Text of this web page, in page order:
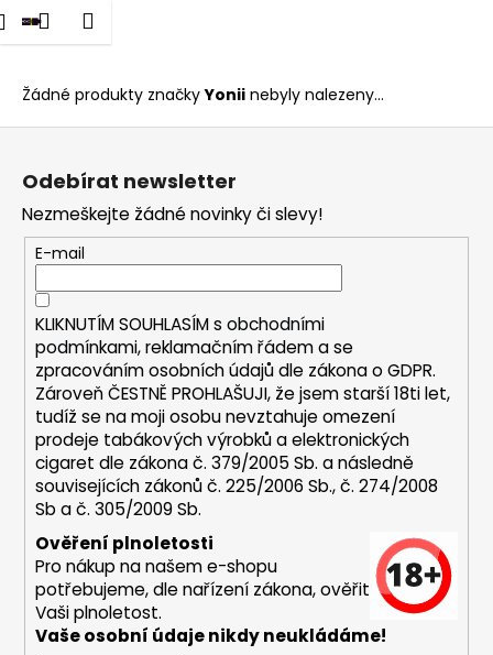
Přejít
na
Přihlášení
Nákupní
Yonii
Žádné produkty značkyYonii nebyly nalezeny...
K
o
k C
p
o
t
e
b
u
e
e
n
a
?
Odebírat newsletter
Nezmeškejte žádné novinky či slevy!
E-mail
KLIKNUTÍM SOUHLASÍM s obchodními
podmínkami,reklamačním řádem a se
zpracováním osobních údajů dle zákona oGDPR.
Zároveň ČESTNĚ PROHLAŠUJI, že jsem starší 18ti let,
tudíž se na moji osobu nevztahuje omezení
prodeje tabákových výrobků a elektronických
cigaret dle zákona č. 379/2005 Sb. a následně
souvisejících zákonů č. 225/2006 Sb., č. 274/2008
Sb a č. 305/2009 Sb.
Ověření plnoletosti
Pro nákup na našem e-shopu
potřebujeme, dle nařízení zákona, ověřit
Vaši plnoletost.
Vaše osobní údaje nikdy neukládáme!